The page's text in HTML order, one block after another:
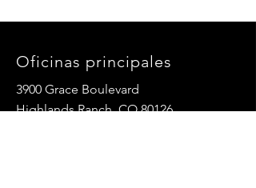
Oficinas principales
3900 Grace Boulevard
Highlands Ranch, CO 80126